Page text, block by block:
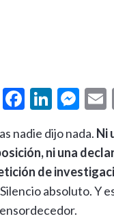
T
a
m
F
e
b
o
o
Li
ke
dI
n
M
se
n
g
l
nadie dijo nada. Ni
ni una
de
Silencio absoluto. Y